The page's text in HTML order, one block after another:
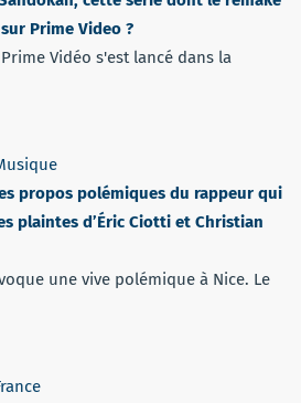
Prime Video ?
Vidéo s'est lancé dans la
propos polémiques du rappeur qui
plaintes d’Éric Ciotti et Christian
une vive polémique à Nice. Le